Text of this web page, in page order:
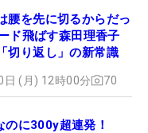
腰を先に切るからだっ
ド飛ばす森田理香子
切り返し」の新常識
日 (月) 12時00分 70
のに300y超連発！